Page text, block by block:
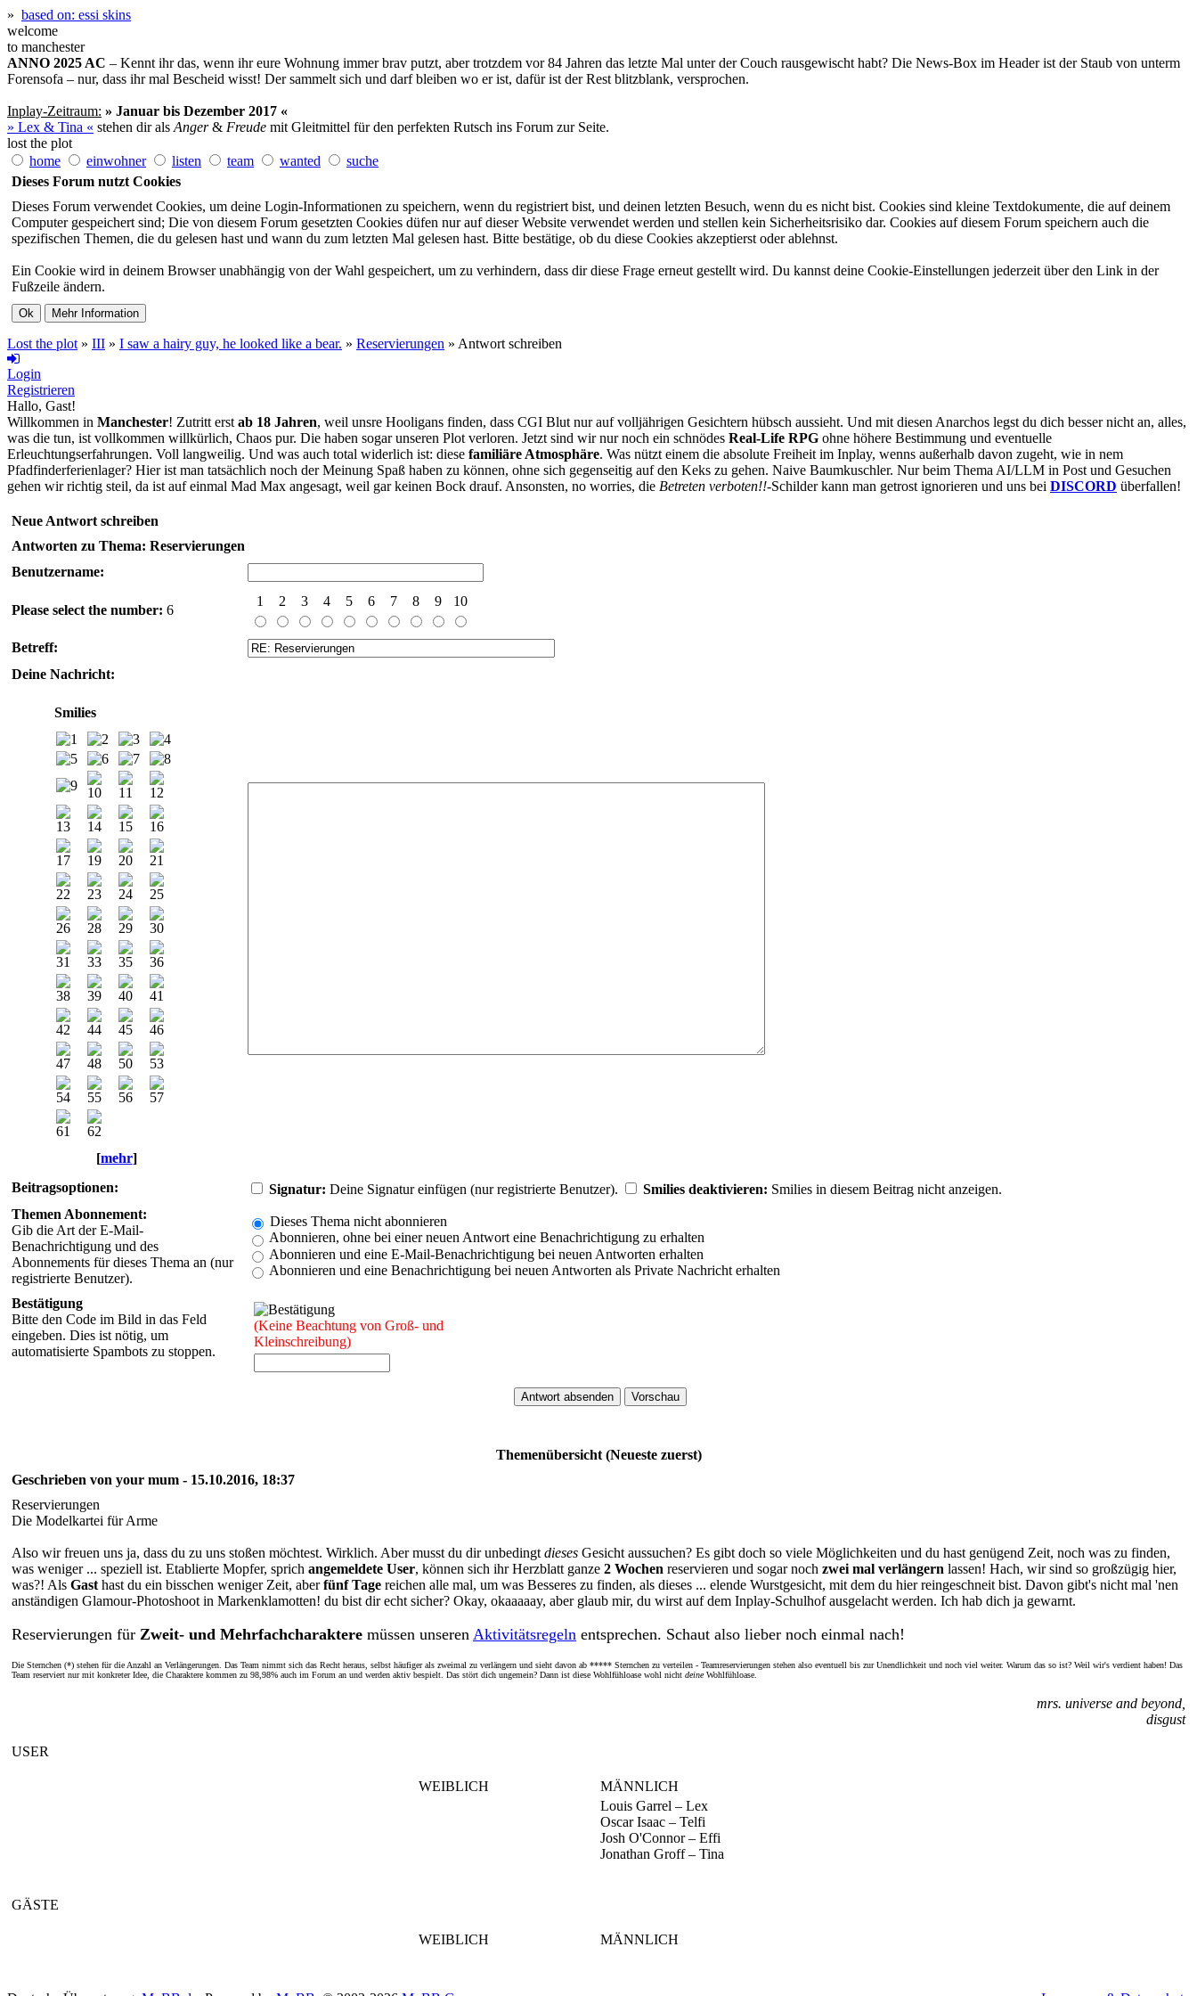
» based on: essi skins
welcome
to manchester
ANNO 2025 AC – Kennt ihr das, wenn ihr eure Wohnung immer brav putzt, aber trotzdem vor 84 Jahren das letzte Mal unter der Couch rausgewischt habt? Die News-Box im Header ist der Staub von unterm
Forensofa – nur, dass ihr mal Bescheid wisst! Der sammelt sich und darf bleiben wo er ist, dafür ist der Rest blitzblank, versprochen.
Inplay-Zeitraum: » Januar bis Dezember 2017 «
» Lex & Tina « stehen dir als Anger& Freude mit Gleitmittel für den perfekten Rutsch ins Forum zur Seite.
lost the plot
home
einwohner listen team wanted
suche
Dieses Forum nutzt Cookies
Dieses Forum verwendet Cookies, um deine Login-Informationen zu speichern, wenn du registriert bist, und deinen letzten Besuch, wenn du es nicht bist. Cookies sind kleine Textdokumente, die auf deinem
Computer gespeichert sind; Die von diesem Forum gesetzten Cookies düfen nur auf dieser Website verwendet werden und stellen kein Sicherheitsrisiko dar. Cookies auf diesem Forum speichern auch die
spezifischen Themen, die du gelesen hast und wann du zum letzten Mal gelesen hast. Bitte bestätige, ob du diese Cookies akzeptierst oder ablehnst.
Ein Cookie wird in deinem Browser unabhängig von der Wahl gespeichert, um zu verhindern, dass dir diese Frage erneut gestellt wird. Du kannst deine Cookie-Einstellungen jederzeit über den Link in der
Fußzeile ändern.
Lost the plot » III » I saw a hairy guy, he looked like a bear. » Reservierungen » Antwort schreiben
Login
Registrieren
Hallo, Gast!
Willkommen in Manchester! Zutritt erst ab 18 Jahren, weil unsre Hooligans finden, dass CGI Blut nur auf volljährigen Gesichtern hübsch aussieht. Und mit diesen Anarchos legst du dich besser nicht an, alles,
was die tun, ist vollkommen willkürlich, Chaos pur. Die haben sogar unseren Plot verloren. Jetzt sind wir nur noch ein schnödes Real-Life RPG ohne höhere Bestimmung und eventuelle
Erleuchtungserfahrungen. Voll langweilig. Und was auch total widerlich ist: diese familiäre Atmosphäre. Was nützt einem die absolute Freiheit im Inplay, wenns außerhalb davon zugeht, wie in nem
Pfadfinderferienlager? Hier ist man tatsächlich noch der Meinung Spaß haben zu können, ohne sich gegenseitig auf den Keks zu gehen. Naive Baumkuschler. Nur beim Thema AI/LLM in Post und Gesuchen
gehen wir richtig steil, da ist auf einmal Mad Max angesagt, weil gar keinen Bock drauf. Ansonsten, no worries, die Betreten verboten!!-Schilder kann man getrost ignorieren und uns bei DISCORD überfallen!
Neue Antwort schreiben
Antworten zu Thema: Reservierungen
Benutzername:
Please select the number: 6
1 2 3 4 5 6 7 8 9 10
Betreff:
Deine Nachricht:
Smilies
[mehr]
Beitragsoptionen:
Signatur: Deine Signatur einfügen (nur registrierte Benutzer). Smilies deaktivieren: Smilies in diesem Beitrag nicht anzeigen.
Themen Abonnement:
Gib die Art der E-Mail-
Benachrichtigung und des
Abonnements für dieses Thema an (nur
registrierte Benutzer).
Dieses Thema nicht abonnieren
Abonnieren, ohne bei einer neuen Antwort eine Benachrichtigung zu erhalten
Abonnieren und eine E-Mail-Benachrichtigung bei neuen Antworten erhalten
Abonnieren und eine Benachrichtigung bei neuen Antworten als Private Nachricht erhalten
Bestätigung
Bitte den Code im Bild in das Feld
eingeben. Dies ist nötig, um
automatisierte Spambots zu stoppen.
(Keine Beachtung von Groß- und
Kleinschreibung)
Themenübersicht (Neueste zuerst)
Geschrieben von your mum - 15.10.2016, 18:37
Reservierungen
Die Modelkartei für Arme
Also wir freuen uns ja, dass du zu uns stoßen möchtest. Wirklich. Aber musst du dir unbedingt dieses Gesicht aussuchen? Es gibt doch so viele Möglichkeiten und du hast genügend Zeit, noch was zu finden,
was weniger ... speziell ist. Etablierte Mopfer, sprich angemeldete User, können sich ihr Herzblatt ganze 2 Wochen reservieren und sogar noch zwei mal verlängern lassen! Hach, wir sind so großzügig hier,
was?! Als Gast hast du ein bisschen weniger Zeit, aberfünf Tage reichen alle mal, um was Besseres zu finden, als dieses ... elende Wurstgesicht, mit dem du hier reingeschneit bist. Davon gibt's nicht mal 'nen
anständigen Glamour-Photoshoot in Markenklamotten! du bist dir echt sicher? Okay, okaaaaay, aber glaub mir, du wirst auf dem Inplay-Schulhof ausgelacht werden. Ich hab dich ja gewarnt.
Reservierungen für Zweit- und Mehrfachcharaktere müssen unseren Aktivitätsregeln entsprechen. Schaut also lieber noch einmal nach!
Die Sternchen (*) stehen für die Anzahl an Verlängerungen. Das Team nimmt sich das Recht heraus, selbst häufiger als zweimal zu verlängern und sieht davon ab ***** Sternchen zu verteilen - Teamreservierungen stehen also eventuell bis zur Unendlichkeit und noch viel weiter. Warum das so ist? Weil wir's verdient haben! Das
Team reserviert nur mit konkreter Idee, die Charaktere kommen zu 98,98% auch im Forum an und werden aktiv bespielt. Das stört dich ungemein? Dann ist diese Wohlfühloase wohl nicht deineWohlfühloase.
mrs. universe and beyond,
disgust
USER
WEIBLICH
MÄNNLICH
Louis Garrel – Lex
Oscar Isaac – Telfi
Josh O'Connor – Effi
Jonathan Groff – Tina
GÄSTE
WEIBLICH MÄNNLICH